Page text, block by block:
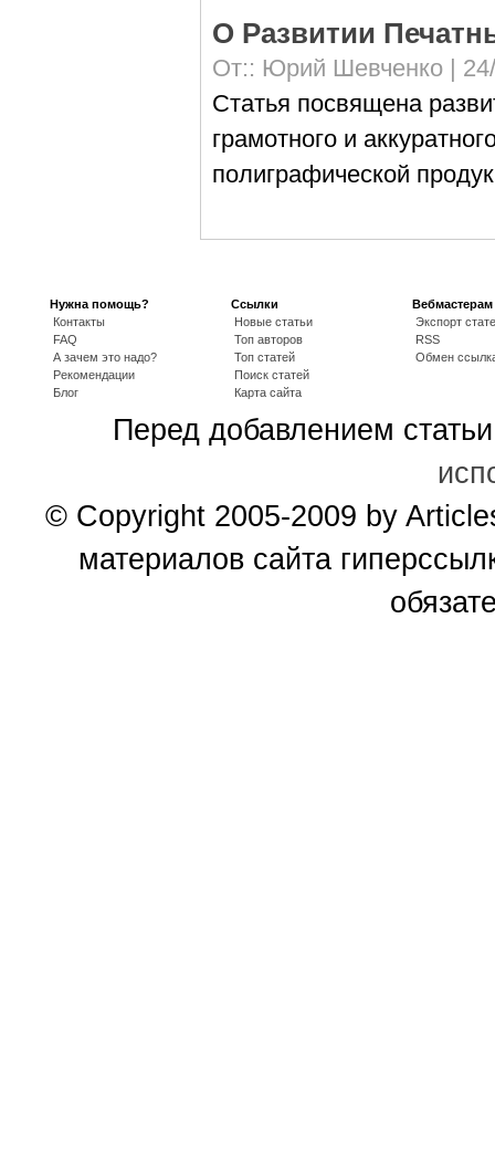
О Развитии
От:: Юрий Шевченко |
Статья посвящена
грамотного и
полиграфической
Нужна помощь?
Контакты
FAQ
А зачем это надо?
Рекомендации
Блог
Ссылки
Новые статьи
Топ авторов
Топ статей
Поиск статей
Карта сайта
Вебмастерам
Экспорт
RSS
Обмен
Перед добавлением
© Copyright 2005-2009 by
материалов сайта